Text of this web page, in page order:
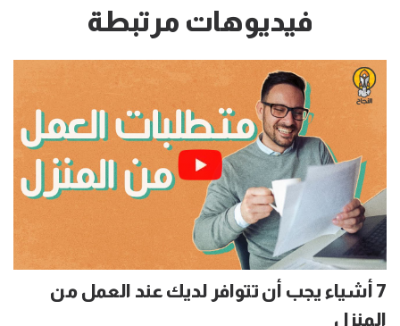
فيديوهات مرتبطة
7 أشياء يجب أن تتوافر لديك عند العمل من
المنزل